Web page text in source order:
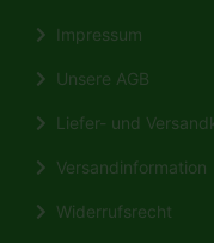
Impressum
Unsere AGB
Liefer- und
Versandinformation
Widerrufsrecht